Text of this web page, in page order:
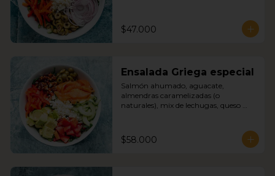
$47.000
Ensalada Griega especial
Salmón ahumado, aguacate,
almendras caramelizadas (o
naturales), mix de lechugas, queso
nuestra deliciosa salsa griega.
$58.000